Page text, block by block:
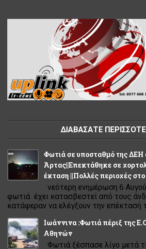
ΔΙΑΒΑΣΑΤΕ
Φωτιά σε υποσταθμό της ΔΕΗ
Άρτας||Επεκτάθηκε σε
έκταση ||Πολλές περιοχές στο
νεότερη ενημέρωση 6
φωτιά έχει κατασβεστεί από τους
κατάφεραν να ελέγξουν την επέκτασή
Ιωάννινα :Φωτιά πέριξ της
Αθηνών
Φωτιά ξέσπασε λίγο μετά